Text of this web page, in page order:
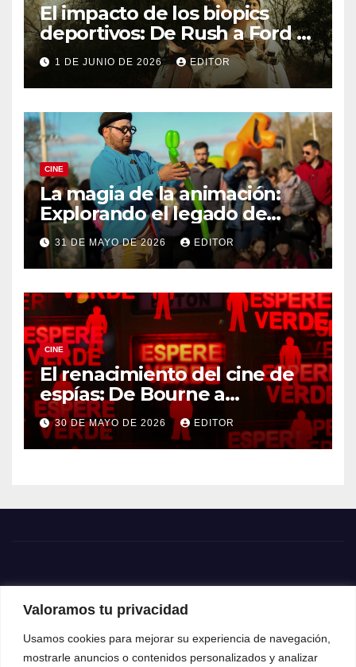
Valoramos tu privacidad
Usamos cookies para mejorar su experiencia de navegación,
mostrarle anuncios o contenidos personalizados y analizar
El impacto de los biopics
deportivos: De Rush a Ford v
Ferrari
1 DE JUNIO DE 2026 EDITOR
CINE
La magia de la animación:
Explorando el legado de
DreamWorks
31 DE MAYO DE 2026 EDITOR
CINE
El renacimiento del cine de
espías: De Bourne a
Treadstone
30 DE MAYO DE 2026 EDITOR